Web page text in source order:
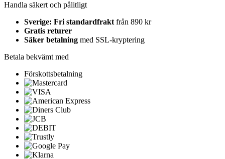
Handla säkert och pålitligt
Sverige: Fri standardfrakt från 890 kr
Gratis returer
Säker betalning med SSL-kryptering
Betala bekvämt med
Förskottsbetalning